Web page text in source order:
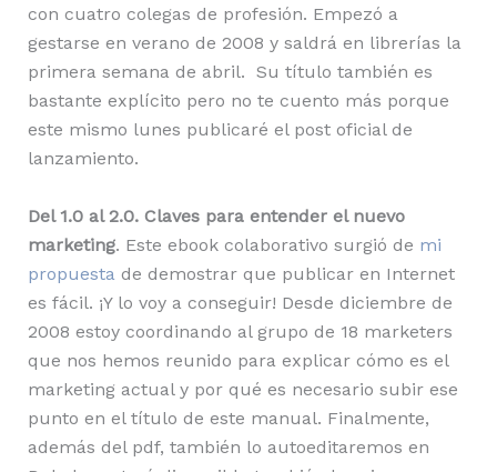
con cuatro colegas de profesión. Empezó a
gestarse en verano de 2008 y saldrá en librerías la
primera semana de abril. Su título también es
bastante explícito pero no te cuento más porque
este mismo lunes publicaré el post oficial de
lanzamiento.
Del 1.0 al 2.0. Claves para entender el nuevo
marketing. Este ebook colaborativo surgió de mi
propuestade demostrar que publicar en Internet
es fácil. ¡Y lo voy a conseguir! Desde diciembre de
2008 estoy coordinando al grupo de 18 marketers
que nos hemos reunido para explicar cómo es el
marketing actual y por qué es necesario subir ese
punto en el título de este manual. Finalmente,
además del pdf, también lo autoeditaremos en